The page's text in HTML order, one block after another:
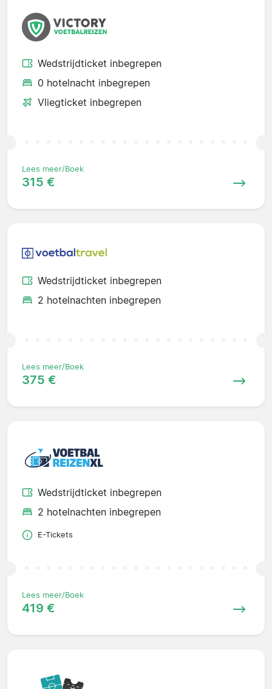
Wedstrijdticket inbegrepen
0 hotelnacht inbegrepen
Vliegticket inbegrepen
Lees meer/Boek
315 €
Wedstrijdticket inbegrepen
2 hotelnachten inbegrepen
Lees meer/Boek
375 €
Wedstrijdticket inbegrepen
2 hotelnachten inbegrepen
E-Tickets
Lees meer/Boek
419 €